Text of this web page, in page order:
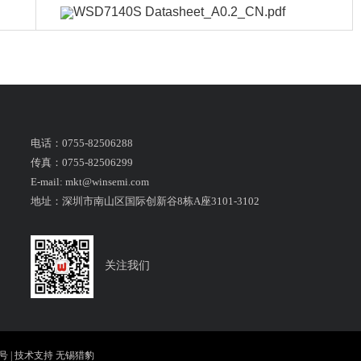
WSD7140S Datasheet_A0.2_CN.pdf
电话：0755-82506288
传真：0755-82506299
E-mail: mkt@winsemi.com
地址：深圳市南山区国际创新谷8栋A座3101-3102
关注我们
| 技术支持 无锡猎豹